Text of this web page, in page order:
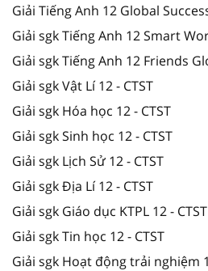
Giải Tiếng Anh 12 Global
Giải sgk Tiếng Anh 12 Smart
Giải sgk Tiếng Anh 12 Friends
Giải sgk Vật Lí 12 - CTST
Giải sgk Hóa học 12 - CTST
Giải sgk Sinh học 12 - CTST
Giải sgk Lịch Sử 12 - CTST
Giải sgk Địa Lí 12 - CTST
Giải sgk Giáo dục KTPL 12 - CTST
Giải sgk Tin học 12 - CTST
Giải sgk Hoạt động trải nghiệm